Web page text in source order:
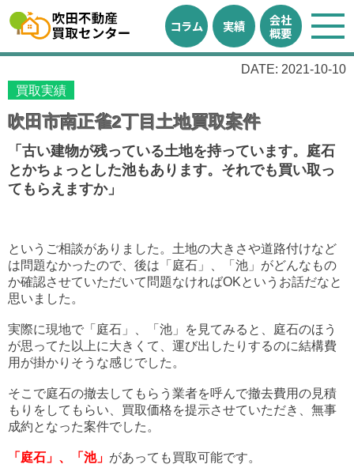
コラム 実績
会社
概要
DATE: 2021-10-10
買取実績
吹田市南正雀2丁目土地買取案件
「古い建物が残っている土地を持っています。庭石
とかちょっとした池もあります。それでも買い取っ
てもらえますか」
というご相談がありました。土地の大きさや道路付けなど
は問題なかったので、後は「庭石」、「池」がどんなもの
か確認させていただいて問題なければOKというお話だなと
思いました。
実際に現地で「庭石」、「池」を見てみると、庭石のほう
が思ってた以上に大きくて、運び出したりするのに結構費
用が掛かりそうな感じでした。
そこで庭石の撤去してもらう業者を呼んで撤去費用の見積
もりをしてもらい、買取価格を提示させていただき、無事
成約となった案件でした。
「庭石」、「池」 があっても買取可能です。